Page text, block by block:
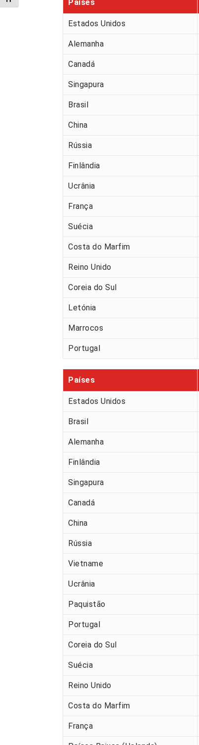
Países
Estados Unidos
Alemanha
Canadá
Singapura
Brasil
China
Rússia
Finlândia
Ucrânia
França
Suécia
Costa do Marfim
Reino Unido
Coreia do Sul
Letónia
Marrocos
Portugal
Países
Estados Unidos
Brasil
Alemanha
Finlândia
Singapura
Canadá
China
Rússia
Vietname
Ucrânia
Paquistão
Portugal
Coreia do Sul
Suécia
Reino Unido
Costa do Marfim
França